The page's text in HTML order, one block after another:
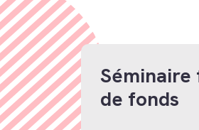
de fonds